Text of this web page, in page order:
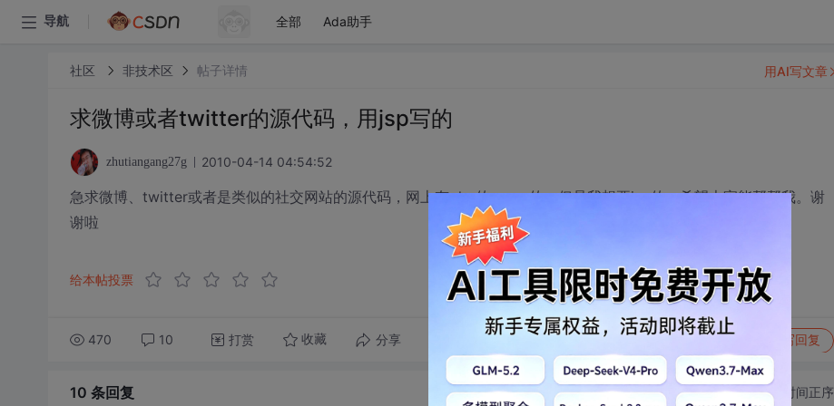
导航 全部 Ada助手
社区 非技术区 帖子详情
求微博或者twitter的源代码，用jsp写的
zhutiangang27g 2010-04-14 04:54:52
急求微博、twitter或者是类似的社交网站的源代码，网上有php的，asp的，但是我想要jsp的，希望大家能帮帮我。谢
谢啦
给本帖投票
470 10 打赏 收藏 分享 转发到动态 举报 写回复
用AI写文章
10 条回复 切换为时间正序